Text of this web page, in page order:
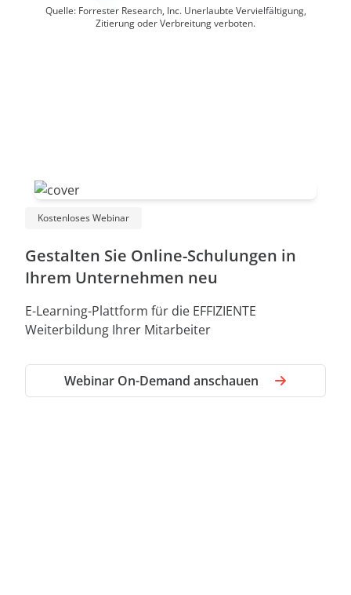
Quelle: Forrester Research, Inc. Unerlaubte Vervielfältigung,
Zitierung oder Verbreitung verboten.
Kostenloses Webinar
Gestalten Sie Online-Schulungen in
Ihrem Unternehmen neu
E-Learning-Plattform für die EFFIZIENTE
Weiterbildung Ihrer Mitarbeiter
Webinar On-Demand anschauen